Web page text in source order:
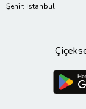
Şehir: İstanbul